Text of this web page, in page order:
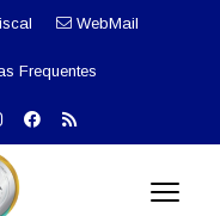
WebMail
Frequentes